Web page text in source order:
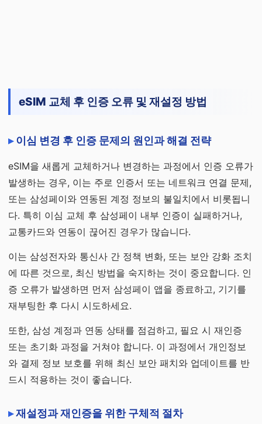
eSIM 교체 후 인증 오류 및 재설정 방법
이심 변경 후 인증 문제의 원인과 해결 전략
eSIM을 새롭게 교체하거나 변경하는 과정에서 인증 오류가
발생하는 경우, 이는 주로 인증서 또는 네트워크 연결 문제,
또는 삼성페이와 연동된 계정 정보의 불일치에서 비롯됩니
다. 특히 이심 교체 후 삼성페이 내부 인증이 실패하거나,
교통카드와 연동이 끊어진 경우가 많습니다.
이는 삼성전자와 통신사 간 정책 변화, 또는 보안 강화 조치
에 따른 것으로, 최신 방법을 숙지하는 것이 중요합니다. 인
증 오류가 발생하면 먼저 삼성페이 앱을 종료하고, 기기를
재부팅한 후 다시 시도하세요.
또한, 삼성 계정과 연동 상태를 점검하고, 필요 시 재인증
또는 초기화 과정을 거쳐야 합니다. 이 과정에서 개인정보
와 결제 정보 보호를 위해 최신 보안 패치와 업데이트를 반
드시 적용하는 것이 좋습니다.
재설정과 재인증을 위한 구체적 절차